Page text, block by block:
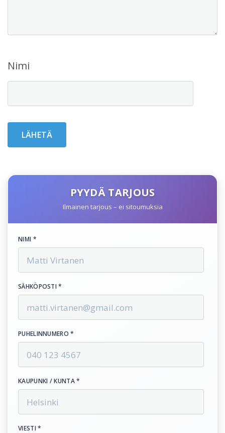
Nimi
PYYDÄ TARJOUS
Ilmainen tarjous – ei sitoumuksia
NIMI *
SÄHKÖPOSTI *
PUHELINNUMERO *
KAUPUNKI / KUNTA *
VIESTI *